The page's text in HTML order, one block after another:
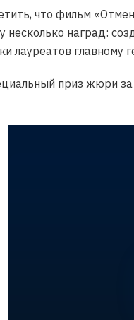
что фильм
несколько наград:
лауреатов
приз жюри